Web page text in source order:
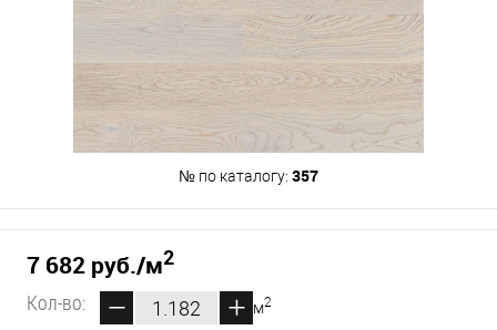
№ по каталогу: 357
7 682 руб./м2
Кол-во:
м2